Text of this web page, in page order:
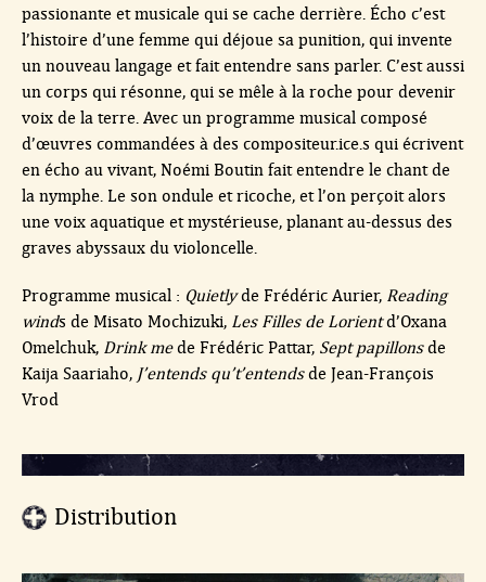
passionante et musicale qui se cache derrière. Écho c’est
l’histoire d’une femme qui déjoue sa punition, qui invente
un nouveau langage et fait entendre sans parler. C’est aussi
un corps qui résonne, qui se mêle à la roche pour devenir
voix de la terre. Avec un programme musical composé
d’œuvres commandées à des compositeur.ice.s qui écrivent
en écho au vivant, Noémi Boutin fait entendre le chant de
la nymphe. Le son ondule et ricoche, et l’on perçoit alors
une voix aquatique et mystérieuse, planant au-dessus des
graves abyssaux du violoncelle.
Programme musical : Quietlyde Frédéric Aurier, Reading
winds de Misato Mochizuki, Les Filles de Lorientd’Oxana
Omelchuk, Drink mede Frédéric Pattar, Sept papillonsde
Kaija Saariaho, J’entends qu’t’entendsde Jean-François
Vrod
Distribution